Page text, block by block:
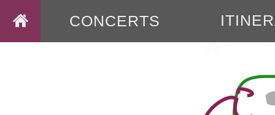
CONCERTS